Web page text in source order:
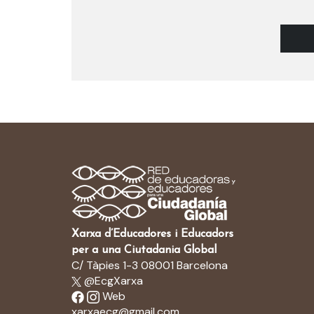
Xarxa d’Educadores i Educadors
per a una Ciutadania Global
C/ Tàpies 1-3 08001 Barcelona
@EcgXarxa
Web